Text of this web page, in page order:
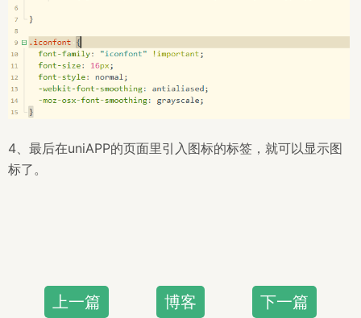
4、最后在uniAPP的页面里引入图标的标签，就可以显示图
标了。
上一篇 博客 下一篇